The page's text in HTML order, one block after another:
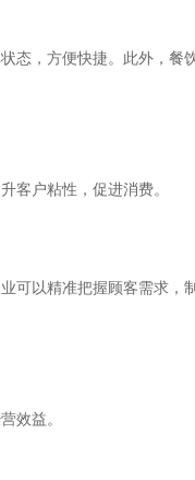
态，方便快捷。此外，餐
客户粘性，促进消费。
可以精准把握顾客需求，
效益。